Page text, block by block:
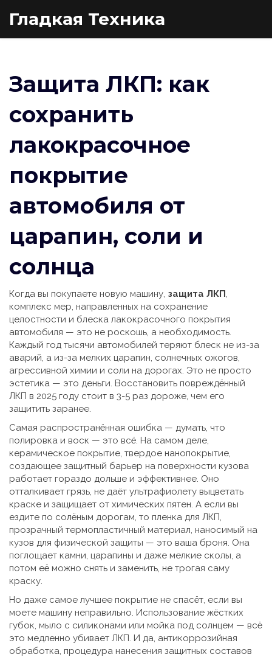
Гладкая Техника
Защита ЛКП: как
сохранить
лакокрасочное
покрытие
автомобиля от
царапин, соли и
солнца
Когда вы покупаете новую машину, защита ЛКП,
комплекс мер, направленных на сохранение
целостности и блеска лакокрасочного покрытия
автомобиля — это не роскошь, а необходимость.
Каждый год тысячи автомобилей теряют блеск не из-за
аварий, а из-за мелких царапин, солнечных ожогов,
агрессивной химии и соли на дорогах. Это не просто
эстетика — это деньги. Восстановить повреждённый
ЛКП в 2025 году стоит в 3-5 раз дороже, чем его
защитить заранее.
Самая распространённая ошибка — думать, что
полировка и воск — это всё. На самом деле,
керамическое покрытие, твердое нанопокрытие,
создающее защитный барьер на поверхности кузова
работает гораздо дольше и эффективнее. Оно
отталкивает грязь, не даёт ультрафиолету выцветать
краске и защищает от химических пятен. А если вы
ездите по солёным дорогам, то пленка для ЛКП,
прозрачный термопластичный материал, наносимый на
кузов для физической защиты — это ваша броня. Она
поглощает камни, царапины и даже мелкие сколы, а
потом её можно снять и заменить, не трогая саму
краску.
Но даже самое лучшее покрытие не спасёт, если вы
моете машину неправильно. Использование жёстких
губок, мыло с силиконами или мойка под солнцем — всё
это медленно убивает ЛКП. И да, антикоррозийная
обработка, процедура нанесения защитных составов